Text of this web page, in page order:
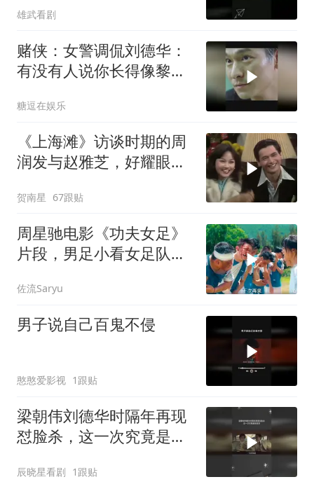
雄武看剧
赌侠：女警调侃刘德华：
有没有人说你长得像黎
糖逗在娱乐
《上海滩》访谈时期的周
润发与赵雅芝，好耀眼吸
贺南星 67跟贴
周星驰电影《功夫女足》
片段，男足小看女足队
佐流Saryu
男子说自己百鬼不侵
憨憨爱影视 1跟贴
梁朝伟刘德华时隔年再现
怼脸杀，这一次究竟是敌
辰晓星看剧 1跟贴